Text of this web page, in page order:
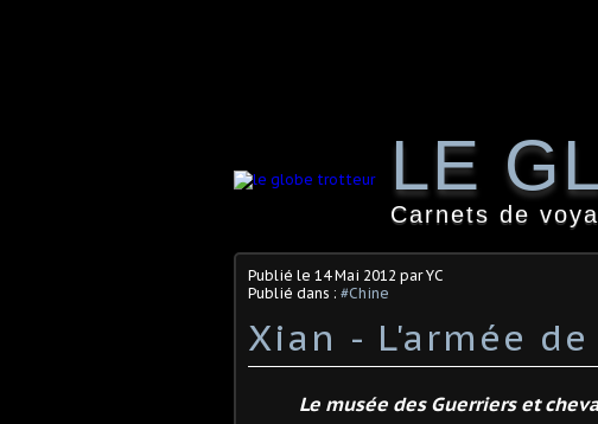
LE
Carnets de
Publié le 14 Mai 2012 par YC
Publié dans : #Chine
Xian - L'armée
Le musée des Guerriers et